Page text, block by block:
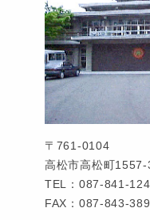
〒761-0104
高松市高松町1557-
TEL：087-841-
FAX：087-843-